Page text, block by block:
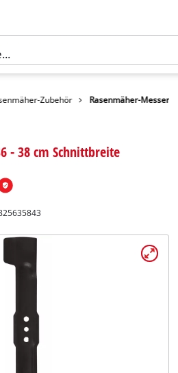
Zubehör Rasenmäher-Messer
- 38 cm Schnittbreite